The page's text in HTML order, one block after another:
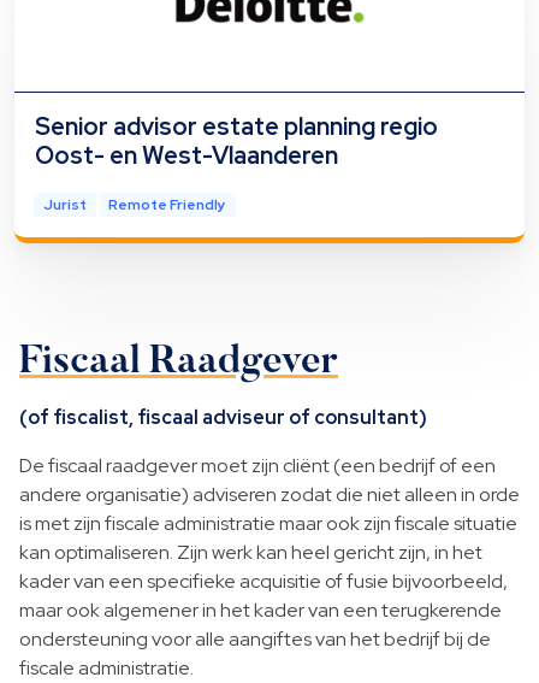
Senior advisor estate planning regio
Oost- en West-Vlaanderen
Jurist Remote Friendly
Fiscaal Raadgever
(of fiscalist, fiscaal adviseur of consultant)
De fiscaal raadgever moet zijn cliënt (een bedrijf of een
andere organisatie) adviseren zodat die niet alleen in orde
is met zijn fiscale administratie maar ook zijn fiscale situatie
kan optimaliseren. Zijn werk kan heel gericht zijn, in het
kader van een specifieke acquisitie of fusie bijvoorbeeld,
maar ook algemener in het kader van een terugkerende
ondersteuning voor alle aangiftes van het bedrijf bij de
fiscale administratie.